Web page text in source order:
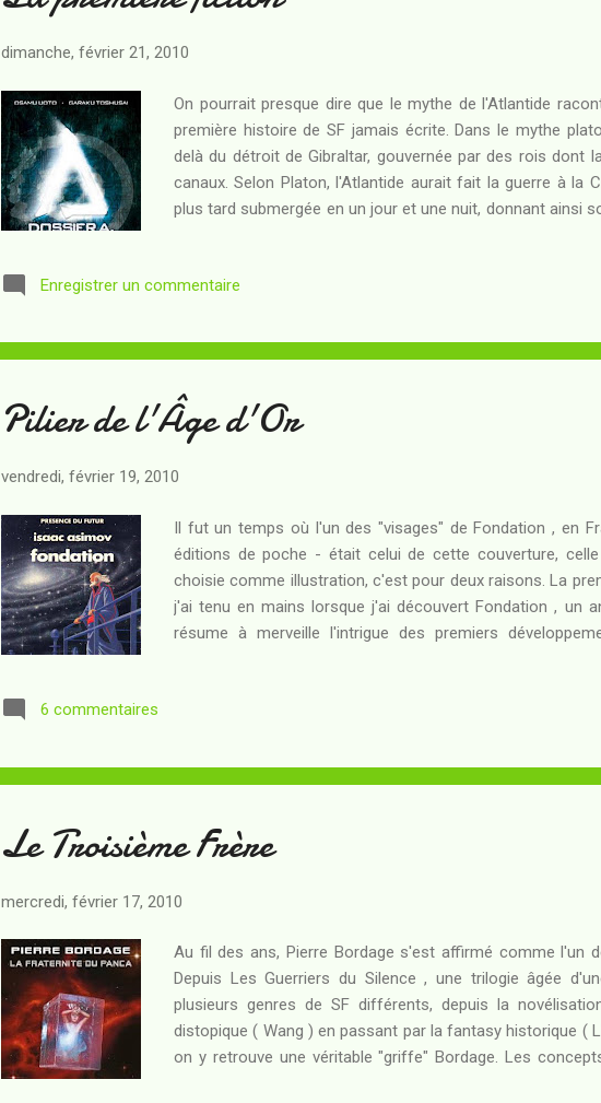
dimanche, février 21, 2010
On pourrait presque dire que le mythe de l'Atlantide
première histoire de SF jamais écrite. Dans le mythe
delà du détroit de Gibraltar, gouvernée par des rois dont
canaux. Selon Platon, l'Atlantide aurait fait la guerre à la
plus tard submergée en un jour et une nuit, donnant ainsi
d'Atlantides (au pluriel) dans un nombre considérable de
publications sérieuses. Mais c'est encore plus ...
Enregistrer un commentaire
Pilier de l'Âge d'Or
vendredi, février 19, 2010
Il fut un temps où l'un des "visages" de Fondation , en
éditions de poche - était celui de cette couverture,
choisie comme illustration, c'est pour deux raisons. La
j'ai tenu en mains lorsque j'ai découvert Fondation , un
résume à merveille l'intrigue des premiers
la perception de l'avenir par certains être humains.
publication diffèrent. Commençons par ce d...
6 commentaires
Le Troisième Frère
mercredi, février 17, 2010
Au fil des ans, Pierre Bordage s'est affirmé comme l'un
Depuis Les Guerriers du Silence , une trilogie âgée
plusieurs genres de SF différents, depuis la
distopique ( Wang ) en passant par la fantasy historique (
on y retrouve une véritable "griffe" Bordage. Les